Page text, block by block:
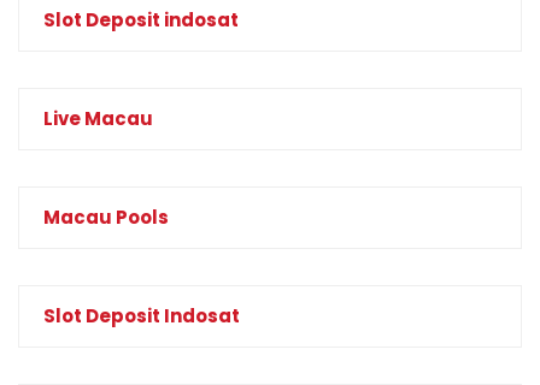
Slot Deposit indosat
Live Macau
Macau Pools
Slot Deposit Indosat